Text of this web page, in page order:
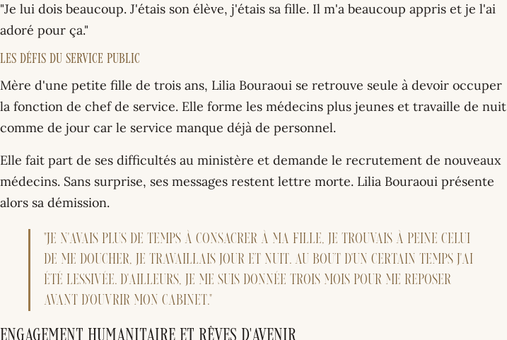
"Je lui dois beaucoup. J'étais son élève, j'étais sa fille. Il m'a beaucoup appris et je l'ai
adoré pour ça."
Les défis du service public
Mère d'une petite fille de trois ans, Lilia Bouraoui se retrouve seule à devoir occuper
la fonction de chef de service. Elle forme les médecins plus jeunes et travaille de nuit
comme de jour car le service manque déjà de personnel.
Elle fait part de ses difficultés au ministère et demande le recrutement de nouveaux
médecins. Sans surprise, ses messages restent lettre morte. Lilia Bouraoui présente
alors sa démission.
"Je n'avais plus de temps à consacrer à ma fille, je trouvais à peine celui
de me doucher, je travaillais jour et nuit. Au bout d'un certain temps j'ai
été lessivée. D'ailleurs, je me suis donnée trois mois pour me reposer
avant d'ouvrir mon cabinet."
Engagement humanitaire et rêves d'avenir